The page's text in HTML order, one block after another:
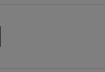
BEST-SELLER